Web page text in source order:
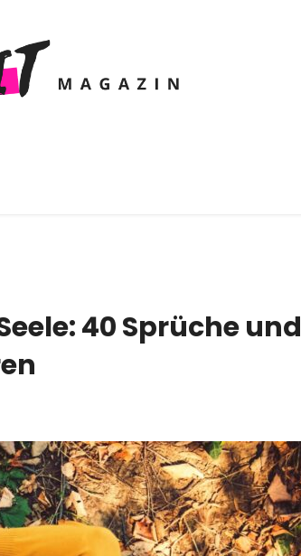
40 Sprüche und